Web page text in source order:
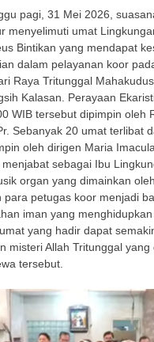
pagi, 31 Mei 2026,
menyelimuti umat
Bintikan yang mendapat
dalam pelayanan koor
Raya Tritunggal
Kalasan. Perayaan
WIB tersebut dipimpin oleh
Sebanyak 20 umat terlibat
oleh dirigen Maria
sebagai Ibu
organ yang dimainkan
para petugas koor menjadi
iman yang
yang hadir dapat
misteri Allah Tritunggal
tersebut.